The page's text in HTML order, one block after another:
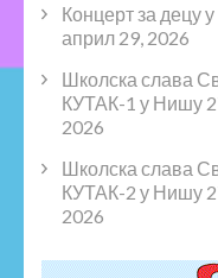
Концерт за децу
април 29, 2026
Школска слава
КУТАК-1 у Нишу
2026
Школска слава
КУТАК-2 у Нишу
2026